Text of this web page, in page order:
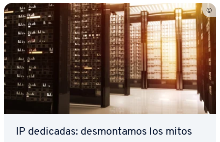
IP dedicadas: de­s­mo­n­ta­mos los mitos